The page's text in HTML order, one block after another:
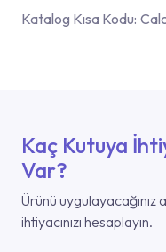
Katalog Kısa Kodu:
Kaç Kutuya
Var?
Ürünü uygulayacağınız
ihtiyacınızı hesaplayın.